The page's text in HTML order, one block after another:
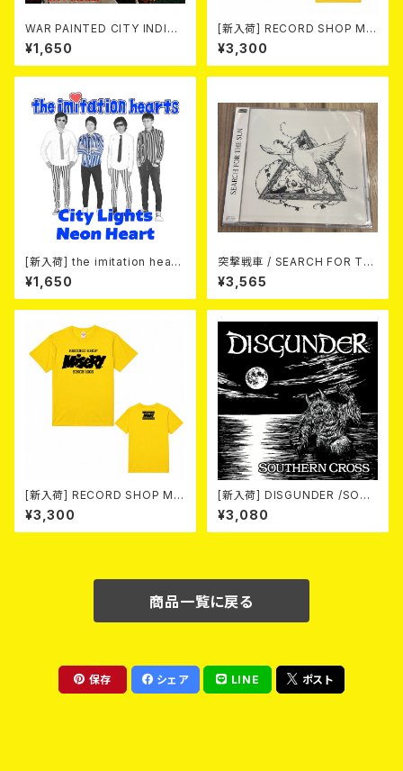
WAR PAINTED CITY INDIAN
/ Complete Discography
(CD)
¥1,650
[新入荷] RECORD SHOP MIS
ERY / 33th anniversary T-s
hirts (yellow ①)
¥3,300
[新入荷] the imitation heart
s / City Lights Neon Heart
(7"EP)
¥1,650
突撃戦車 / SEARCH FOR TH
E SUN（CD+Tシャツ）
¥3,565
[新入荷] RECORD SHOP MIS
ERY / 33th anniversary T-s
hirts (yellow ②)
¥3,300
[新入荷] DISGUNDER /SOUT
HERN CROSS (CD)
¥3,080
商品一覧に戻る
保存 シェア LINE ポスト